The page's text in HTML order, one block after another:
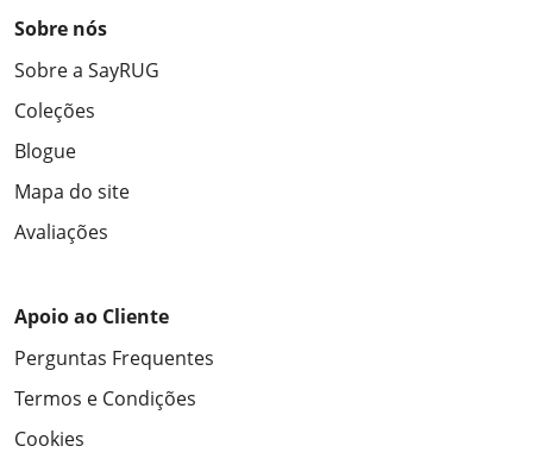
Sobre nós
Sobre a SayRUG
Coleções
Blogue
Mapa do site
Avaliações
Apoio ao Cliente
Perguntas Frequentes
Termos e Condições
Cookies